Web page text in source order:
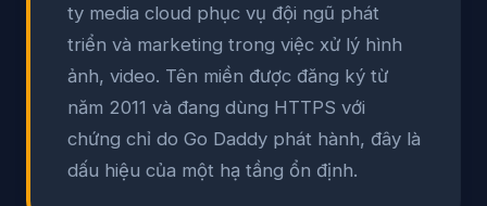
ty media cloud phục vụ đội ngũ phát
triển và marketing trong việc xử lý hình
ảnh, video. Tên miền được đăng ký từ
năm 2011 và đang dùng HTTPS với
chứng chỉ do Go Daddy phát hành, đây là
dấu hiệu của một hạ tầng ổn định.